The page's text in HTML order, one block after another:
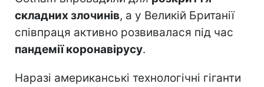
складних злочинів, а у Великій Британії
співпраця активно розвивалася під час
пандемії коронавірусу.
Наразі американські технологічні гіганти